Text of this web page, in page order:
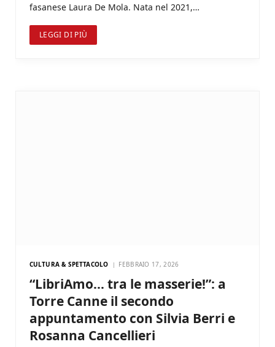
fasanese Laura De Mola. Nata nel 2021,…
LEGGI DI PIÙ
CULTURA & SPETTACOLO FEBBRAIO 17, 2026
“LibriAmo… tra le masserie!”: a
Torre Canne il secondo
appuntamento con Silvia Berri e
Rosanna Cancellieri